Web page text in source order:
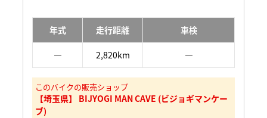
年式 走行距離 車検
― 2,820km ―
このバイクの販売ショップ
【埼玉県】 BIJYOGI MAN CAVE (ビジョギマンケー
ブ)